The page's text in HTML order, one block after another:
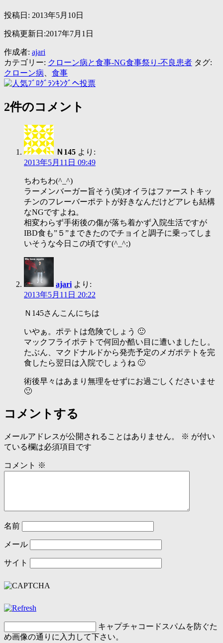
投稿日: 2013年5月10日
投稿更新日:2017年7月1日
作成者: ajari
カテゴリー: クローン病と食事-NG食事祭り-不良患者 タグ:
クローン病
食事
2件のコメント
Ｎ145 より:
2013年5月11日 09:49
ちわちわ(^_^)
ラーメンバーガー旨そう(笑)オイラはファーストキッ
チンのフレーバーポテトが好きなんだけどアレも結構
なNGですよね。
相変わらず手術後の傷が落ち着かず入院生活ですが
IBD食も”５”まできたのでチョイと調子に乗ってしま
いそうな今日この頃です(^_^;)
ajari より:
2013年5月11日 20:22
Ｎ145さんこんにちは
いやぁ。ポテトは危険でしょう 🙂
マックフライポテトで何回か酷い目に遭いましたし。
たぶん、マクドナルドから発売予定のメガポテトを完
食したら翌日は入院でしょうね 🙂
術後早々はあまり無理をせずにお過ごしくださいませ
🙂
コメントする
メールアドレスが公開されることはありません。 ※ が付い
ている欄は必須項目です
コメント ※
名前
メール
サイト
キャプチャコード スパムを防ぐた
め画像の通りに入力して下さい。